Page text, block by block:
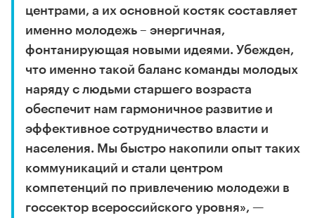
центрами, а их основной костяк составляет
именно молодежь – энергичная,
фонтанирующая новыми идеями. Убежден,
что именно такой баланс команды молодых
наряду с людьми старшего возраста
обеспечит нам гармоничное развитие и
эффективное сотрудничество власти и
населения. Мы быстро накопили опыт таких
коммуникаций и стали центром
компетенций по привлечению молодежи в
госсектор всероссийского уровня», —